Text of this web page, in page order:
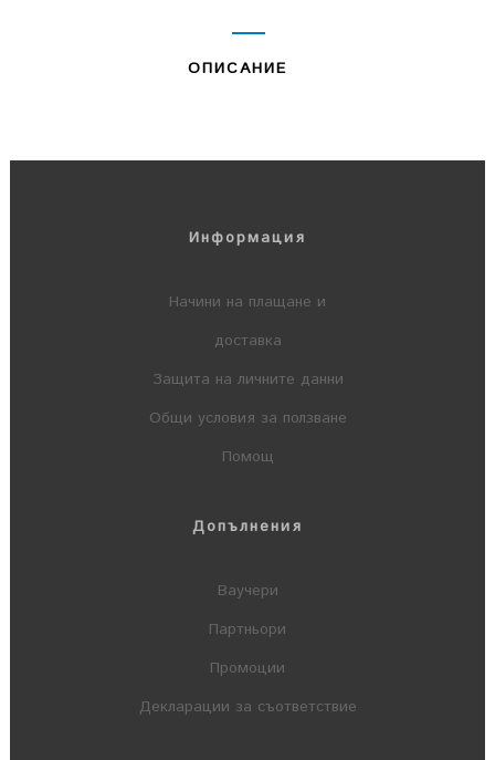
ОПИСАНИЕ
Информация
Начини на плащане и
доставка
Защита на личните данни
Общи условия за ползване
Помощ
Допълнения
Ваучери
Партньори
Промоции
Декларации за съответствие